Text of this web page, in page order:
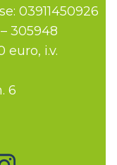
03911450926
305948
euro, i.v.
6